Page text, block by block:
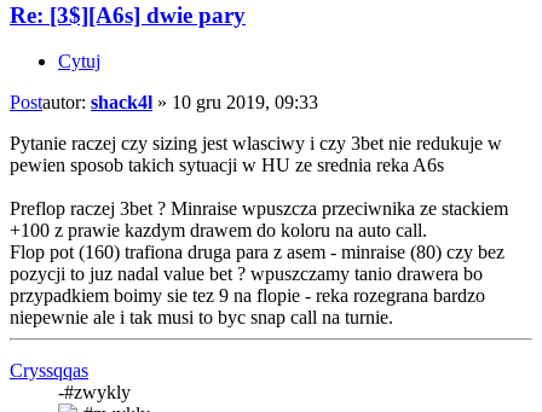
Re: [3$][A6s] dwie pary
Cytuj
Postautor: shack4l » 10 gru 2019, 09:33
Pytanie raczej czy sizing jest wlasciwy i czy 3bet nie redukuje w
pewien sposob takich sytuacji w HU ze srednia reka A6s
Preflop raczej 3bet ? Minraise wpuszcza przeciwnika ze stackiem
+100 z prawie kazdym drawem do koloru na auto call.
Flop pot (160) trafiona druga para z asem - minraise (80) czy bez
pozycji to juz nadal value bet ? wpuszczamy tanio drawera bo
przypadkiem boimy sie tez 9 na flopie - reka rozegrana bardzo
niepewnie ale i tak musi to byc snap call na turnie.
Cryssqqas
-#zwykly